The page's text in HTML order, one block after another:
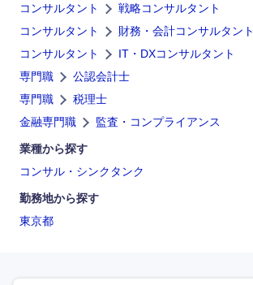
コンサルタント
戦略コンサルタント
コンサルタント
財務・会計コンサルタント
コンサルタント
IT・DXコンサルタント
専門職
公認会計士
専門職
税理士
金融専門職
監査・コンプライアンス
業種から探す
コンサル・シンクタンク
勤務地から探す
東京都